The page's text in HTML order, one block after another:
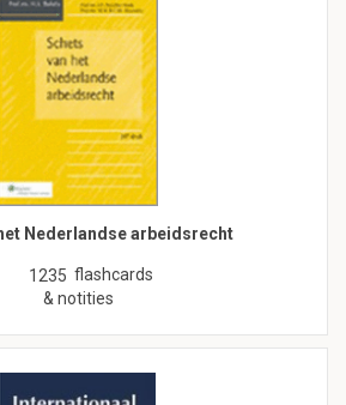
Nederlandse arbeidsrecht
1235 flashcards
& notities